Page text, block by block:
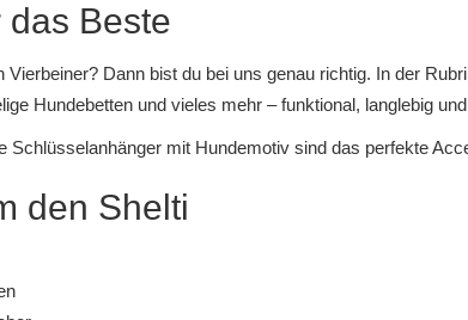
Beste
Dann bist du bei uns genau richtig. In der
Hundebettenund vieles mehr – funktional, langlebig
Schlüsselanhänger mit Hundemotivsind das perfekte
den Shelti